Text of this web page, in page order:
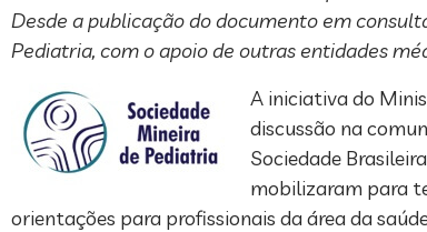
Desde a publicação do documento em
Pediatria, com o apoio de outras entidades
A iniciativa do
discussão na
Sociedade
mobilizaram para
orientações para profissionais da área da